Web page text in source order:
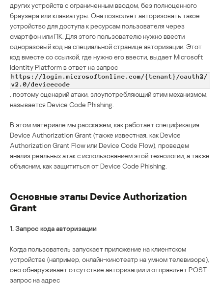
других устройств с ограниченным вводом, без полноценного
браузера или клавиатуры. Она позволяет авторизовать такое
устройство для доступа к ресурсам пользователя через
смартфон или ПК. Для этого пользователю нужно ввести
одноразовый код на специальной странице авторизации. Этот
код вместе со ссылкой, где нужно его ввести, выдает Microsoft
Identity Platform в ответ на запрос
https://login.microsoftonline.com/{tenant}/oauth2/
v2.0/devicecode
, поэтому сценарий атаки, злоупотребляющий этим механизмом,
называется Device Code Phishing.
В этом материале мы расскажем, как работает спецификация
Device Authorization Grant (также известная, как Device
Authorization Grant Flow или Device Code Flow), проведем
анализ реальных атак с использованием этой технологии, а также
объясним, как защититься от Device Code Phishing.
Основные этапы Device Authorization
Grant
1.Запрос кода авторизации
Когда пользователь запускает приложение на клиентском
устройстве (например, онлайн-кинотеатр на умном телевизоре),
оно обнаруживает отсутствие авторизации и отправляет POST-
запрос на адрес